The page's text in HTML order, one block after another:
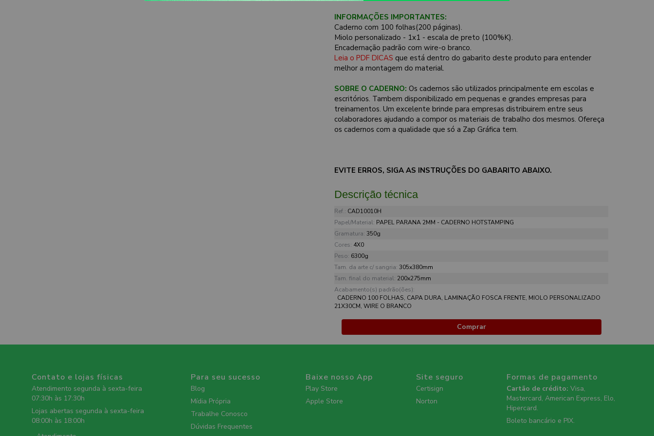
INFORMAÇÕES IMPORTANTES:
Caderno com 100 folhas(200 páginas).
Miolo personalizado - 1x1 - escala de preto (100%K).
Encadernação padrão com wire-o branco.
Leia o PDF DICAS que está dentro do gabarito deste produto para entender
melhor a montagem do material.
SOBRE O CADERNO: Os cadernos são utilizados principalmente em escolas e
escritórios. Tambem disponibilizado em pequenas e grandes empresas para
treinamentos. Um excelente brinde para empresas distribuirem entre seus
colaboradores ajudando a compor os materiais de trabalho dos mesmos. Ofereça
os cadernos com a qualidade que só a Zap Gráfica tem.
EVITE ERROS, SIGA AS INSTRUÇÕES DO GABARITO ABAIXO.
Descrição técnica
Ref.: CAD10010H
Papel/Material: PAPEL PARANA 2MM - CADERNO HOTSTAMPING
Gramatura: 350g
Cores: 4X0
Peso: 6300g
Tam. da arte c/ sangria: 305x380mm
Tam. final do material: 200x275mm
Acabamento(s) padrão(ões):
CADERNO 100 FOLHAS, CAPA DURA, LAMINAÇÃO FOSCA FRENTE, MIOLO PERSONALIZADO
21X30CM, WIRE O BRANCO
Comprar
Contato e lojas físicas
Atendimento segunda à sexta-feira
07:30h às 17:30h
Lojas abertas segunda à sexta-feira
08:00h às 18:00h
Para seu sucesso
Blog
Mídia Própria
Trabalhe Conosco
Dúvidas Frequentes
Baixe nosso App
Play Store
Apple Store
Site seguro
Certisign
Norton
Formas de pagamento
Cartão de crédito: Visa,
Mastercard, American Express, Elo,
Hipercard.
Boleto bancário e PIX.